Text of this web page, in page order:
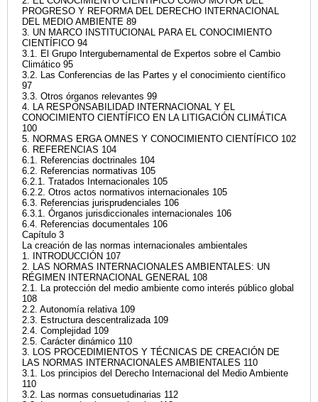
PROGRESO Y REFORMA DEL DERECHO INTERNACIONAL
DEL MEDIO AMBIENTE 89
3. UN MARCO INSTITUCIONAL PARA EL CONOCIMIENTO
CIENTÍFICO 94
3.1. El Grupo Intergubernamental de Expertos sobre el Cambio
Climático 95
3.2. Las Conferencias de las Partes y el conocimiento científico
97
3.3. Otros órganos relevantes 99
4. LA RESPONSABILIDAD INTERNACIONAL Y EL
CONOCIMIENTO CIENTÍFICO EN LA LITIGACIÓN CLIMÁTICA
100
5. NORMAS ERGA OMNES Y CONOCIMIENTO CIENTÍFICO 102
6. REFERENCIAS 104
6.1. Referencias doctrinales 104
6.2. Referencias normativas 105
6.2.1. Tratados Internacionales 105
6.2.2. Otros actos normativos internacionales 105
6.3. Referencias jurisprudenciales 106
6.3.1. Órganos jurisdiccionales internacionales 106
6.4. Referencias documentales 106
Capítulo 3
La creación de las normas internacionales ambientales
1. INTRODUCCIÓN 107
2. LAS NORMAS INTERNACIONALES AMBIENTALES: UN
RÉGIMEN INTERNACIONAL GENERAL 108
2.1. La protección del medio ambiente como interés público global
108
2.2. Autonomía relativa 109
2.3. Estructura descentralizada 109
2.4. Complejidad 109
2.5. Carácter dinámico 110
3. LOS PROCEDIMIENTOS Y TÉCNICAS DE CREACIÓN DE
LAS NORMAS INTERNACIONALES AMBIENTALES 110
3.1. Los principios del Derecho Internacional del Medio Ambiente
110
3.2. Las normas consuetudinarias 112